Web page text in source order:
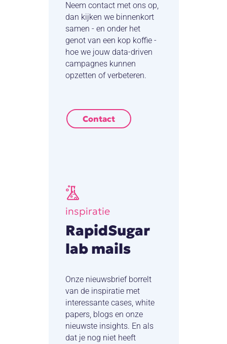
Neem contact met ons op,
dan kijken we binnenkort
samen - en onder het
genot van een kop koffie -
hoe we jouw data-driven
campagnes kunnen
opzetten of verbeteren.
Contact
inspiratie
RapidSugar
lab mails
Onze nieuwsbrief borrelt
van de inspiratie met
interessante cases, white
papers, blogs en onze
nieuwste insights. En als
dat je nog niet heeft